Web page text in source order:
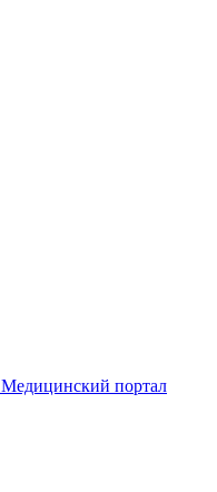
Медицинский портал